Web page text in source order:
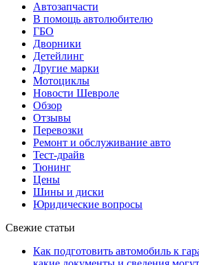
Автозапчасти
В помощь автолюбителю
ГБО
Дворники
Детейлинг
Другие марки
Мотоциклы
Новости Шевроле
Обзор
Отзывы
Перевозки
Ремонт и обслуживание авто
Тест-драйв
Тюнинг
Цены
Шины и диски
Юридические вопросы
Свежие статьи
Как подготовить автомобиль к